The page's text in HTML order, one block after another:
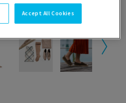
Accept All Cookies